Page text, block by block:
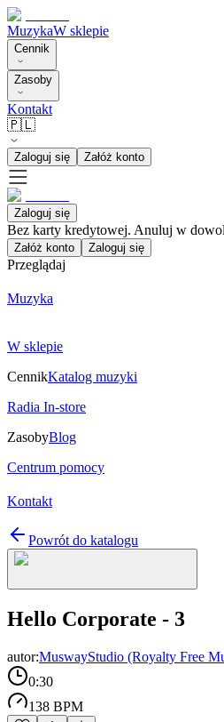
MuzykaW sklepie
Cennik
Zasoby
Kontakt
🇵🇱
Zaloguj się Załóż konto
Zaloguj się
Bez karty kredytowej. Anuluj w
Załóż konto Zaloguj się
Przeglądaj
Muzyka
W sklepie
CennikKatalog muzyki
Radia In-store
ZasobyBlog
Centrum pomocy
Kontakt
Powrót do katalogu
Hello Corporate - 3
autor:MuswayStudio (Royalty Free
0:30
138 BPM